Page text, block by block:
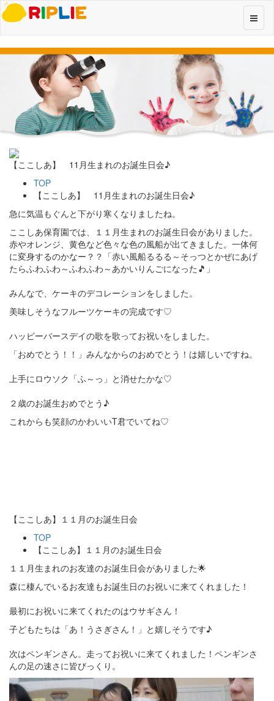
【ここしあ】 11月生まれのお誕生日会♪
TOP
【ここしあ】 11月生まれのお誕生日会♪
急に気温もぐんと下がり寒くなりましたね。
ここしあ保育園では、１１月生まれのお誕生日会がありました。
赤やオレンジ、黄色など色々な色の風船が出てきました。一体何
に変身するのかなー？？「赤い風船るるる～そっつとかぜにあげ
たらふわふわ～ふわふわ～あかいりんごになった🎵」
みんなで、ケーキのデコレーションをしました。
美味しそうなフルーツケーキの完成です♡
ハッピーバースデイの歌を歌ってお祝いをしました。
「おめでとう！！」みんなからのおめでとう！は嬉しいですね。
上手にロウソク「ふ～っ」と消せたかな♡
２歳のお誕生おめでとう♪
これからも笑顔のかわいいT君でいてね♡
【ここしあ】１１月のお誕生日会
TOP
【ここしあ】１１月のお誕生日会
１１月生まれのお友達のお誕生日会がありました🌟
森に棲んでいるお友達もお誕生日のお祝いに来てくれました！
最初にお祝いに来てくれたのはウサギさん！
子どもたちは「あ！うさぎさん！」と嬉しそうです♪
次はペンギンさん。走ってお祝いに来てくれました！ペンギンさ
んの足の速さに皆びっくり。